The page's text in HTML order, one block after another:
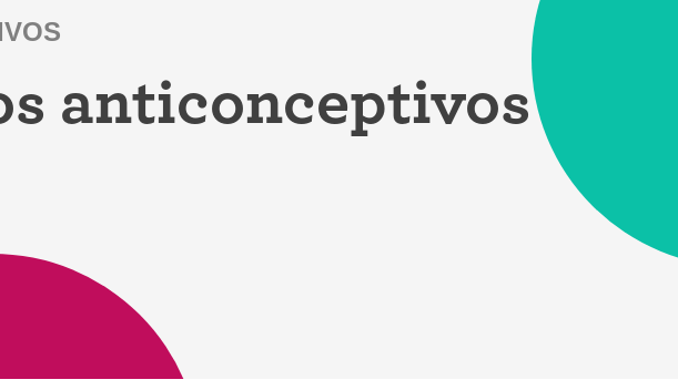
anticonceptivos